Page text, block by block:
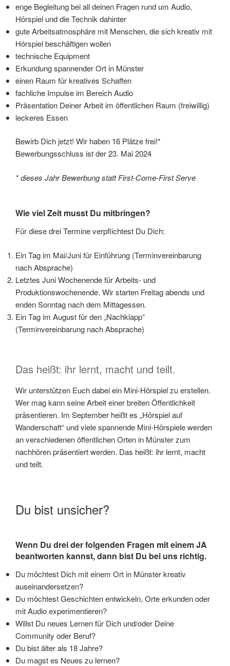
enge Begleitung bei all deinen Fragen rund um Audio,
Hörspiel und die Technik dahinter
gute Arbeitsatmosphäre mit Menschen, die sich kreativ mit
Hörspiel beschäftigen wollen
technische Equipment
Erkundung spannender Ort in Münster
einen Raum für kreatives Schaffen
fachliche Impulse im Bereich Audio
Präsentation Deiner Arbeit im öffentlichen Raum (freiwillig)
leckeres Essen
Bewirb Dich jetzt! Wir haben 16 Plätze frei!*
Bewerbungsschluss ist der 23. Mai 2024
* dieses Jahr Bewerbung statt First-Come-First Serve
Wie viel Zeit musst Du mitbringen?
Für diese drei Termine verpflichtest Du Dich:
Ein Tag im Mai/Juni für Einführung (Terminvereinbarung
nach Absprache)
Letztes Juni Wochenende für Arbeits- und
Produktionswochenende. Wir starten Freitag abends und
enden Sonntag nach dem Mittagessen.
Ein Tag im August für den „Nachklapp“
(Terminvereinbarung nach Absprache)
Das heißt: ihr lernt, macht und teilt.
Wir unterstützen Euch dabei ein Mini-Hörspiel zu erstellen.
Wer mag kann seine Arbeit einer breiten Öffentlichkeit
präsentieren. Im September heißt es „Hörspiel auf
Wanderschaft“ und viele spannende Mini-Hörspiele werden
an verschiedenen öffentlichen Orten in Münster zum
nachhören präsentiert werden. Das heißt: ihr lernt, macht
und teilt.
Du bist unsicher?
Wenn Du drei der folgenden Fragen mit einem JA
beantworten kannst, dann bist Du bei uns richtig.
Du möchtest Dich mit einem Ort in Münster kreativ
auseinandersetzen?
Du möchtest Geschichten entwickeln, Orte erkunden oder
mit Audio experimentieren?
Willst Du neues Lernen für Dich und/oder Deine
Community oder Beruf?
Du bist älter als 18 Jahre?
Du magst es Neues zu lernen?